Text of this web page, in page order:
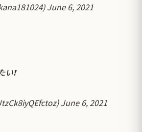
June 6, 2021
❗
June 6, 2021